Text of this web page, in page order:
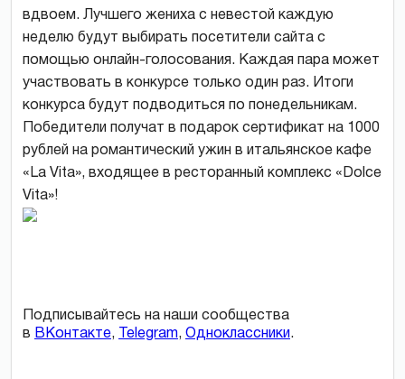
вдвоем. Лучшего жениха с невестой каждую
неделю будут выбирать посетители сайта с
помощью онлайн-голосования. Каждая пара может
участвовать в конкурсе только один раз. Итоги
конкурса будут подводиться по понедельникам.
Победители получат в подарок сертификат на 1000
рублей на романтический ужин в итальянское кафе
«La Vita», входящее в ресторанный комплекс «Dolce
Vita»!
Подписывайтесь на наши сообщества
в ВКонтакте, Telegram, Одноклассники.